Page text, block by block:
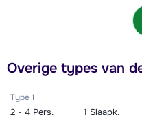
Goud Ski's + Schoenen +
Zilver Ski's + Schoenen +
Junior Schoenen (8 dagen)
Zilver Boots (6/7 dagen)
Goud Snowboard + Boots
dagen)
Junior Snowboard (8 dagen)
Overige types van
Type 1
2 - 4 Pers. 1 Slaapk.